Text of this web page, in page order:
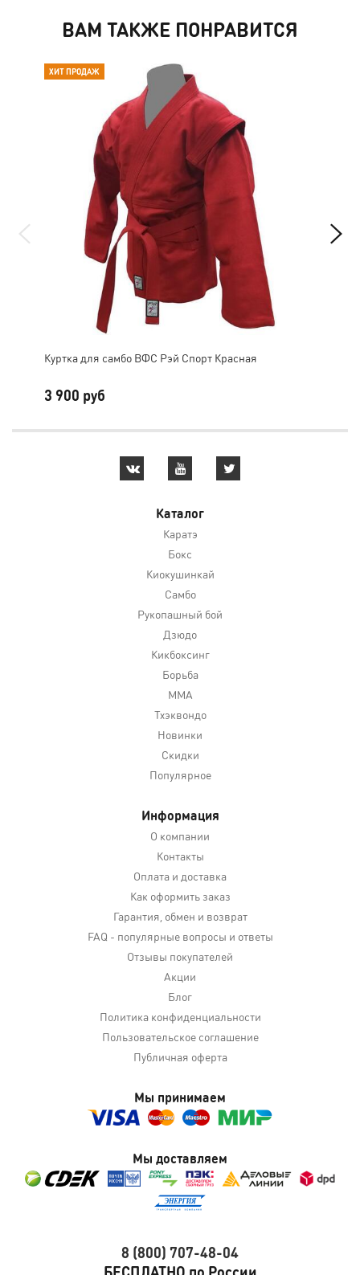
ВАМ ТАКЖЕ ПОНРАВИТСЯ
ХИТ ПРОДАЖ
Куртка для самбо ВФС Рэй Спорт Красная
3 900 руб
Каталог
Каратэ
Бокс
Киокушинкай
Самбо
Рукопашный бой
Дзюдо
Кикбоксинг
Борьба
MMA
Тхэквондо
Новинки
Скидки
Популярное
Информация
О компании
Контакты
Оплата и доставка
Как оформить заказ
Гарантия, обмен и возврат
FAQ - популярные вопросы и ответы
Отзывы покупателей
Акции
Блог
Политика конфиденциальности
Пользовательское соглашение
Публичная оферта
Мы принимаем
Мы доставляем
8 (800) 707-48-04
БЕСПЛАТНО по России